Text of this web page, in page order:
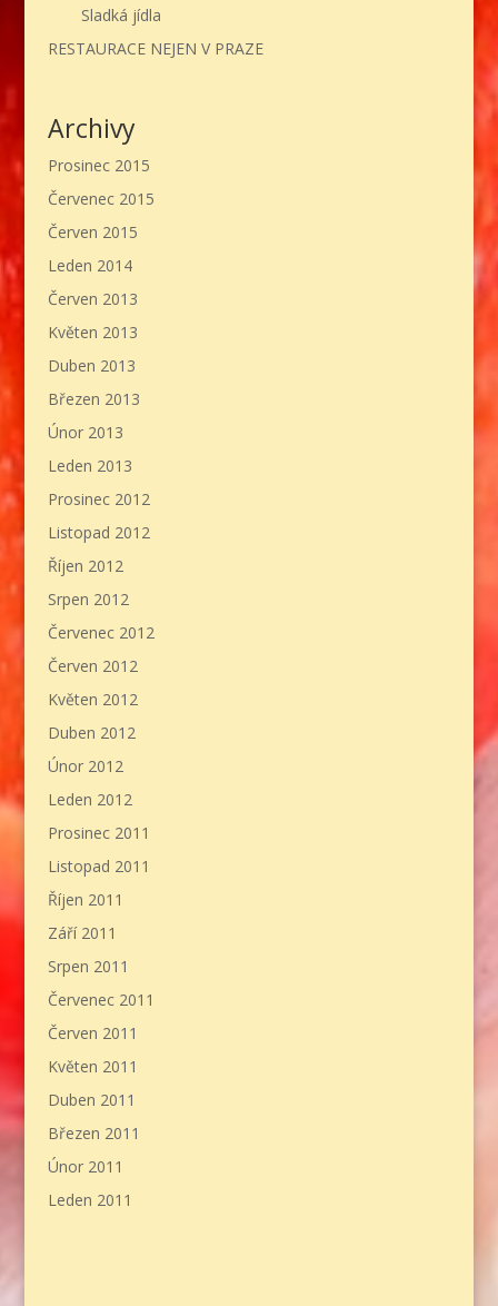
Sladká jídla
RESTAURACE NEJEN V PRAZE
Archivy
Prosinec 2015
Červenec 2015
Červen 2015
Leden 2014
Červen 2013
Květen 2013
Duben 2013
Březen 2013
Únor 2013
Leden 2013
Prosinec 2012
Listopad 2012
Říjen 2012
Srpen 2012
Červenec 2012
Červen 2012
Květen 2012
Duben 2012
Únor 2012
Leden 2012
Prosinec 2011
Listopad 2011
Říjen 2011
Září 2011
Srpen 2011
Červenec 2011
Červen 2011
Květen 2011
Duben 2011
Březen 2011
Únor 2011
Leden 2011